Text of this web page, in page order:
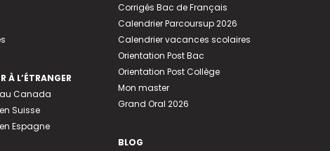
À L’ÉTRANGER
Canada
Suisse
Espagne
Corrigés Bac de Français
Calendrier Parcoursup 2026
Calendrier vacances scolaires
Orientation Post Bac
Orientation Post Collège
Mon master
Grand Oral 2026
BLOG